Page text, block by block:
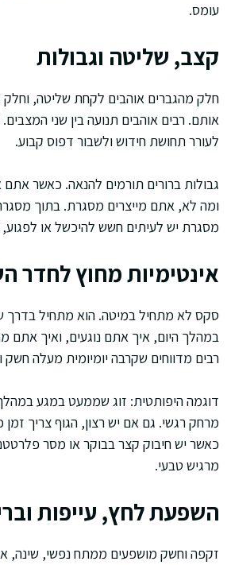
עומס.
קצב, שליטה וגבולות
חלק מהגברים אוהבים לקחת שליטה, וחלק
אותם. רבים אוהבים תנועה בין שני המצבים.
לעורר תחושת חידוש ולשבור דפוס קבוע.
גבולות ברורים תורמים להנאה. כאשר
ומה לא, אתם מייצרים מסגרת. בתוך
מסגרת יש לעיתים חשש להיכשל או
אינטימיות מחוץ לחדר
סקס לא מתחיל במיטה. הוא מתחיל
במהלך היום, איך אתם נוגעים, ואיך אתם
רבים מדווחים שקרבה יומיומית מעלה
דוגמה היפותטית: זוג שממעט במגע
מרחק רגשי. גם אם יש רצון, הגוף צריך זמן
כאשר יש חיבוק קצר בבוקר או מסר
מרגיש טבעי.
השפעת לחץ, עייפות
זקפה וחשק מושפעים ממתח נפשי, שינה,